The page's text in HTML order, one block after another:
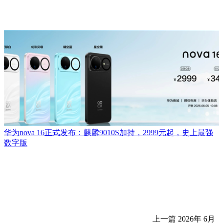
华为nova 16正式发布：麒麟9010S加持，2999元起，史上最强
数字版
上一篇 2026年 6月